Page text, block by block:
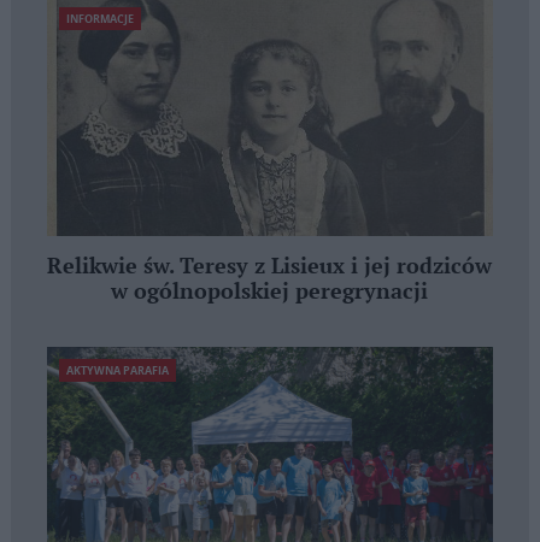
INFORMACJE
Relikwie św. Teresy z Lisieux i jej rodziców
w ogólnopolskiej peregrynacji
AKTYWNA PARAFIA